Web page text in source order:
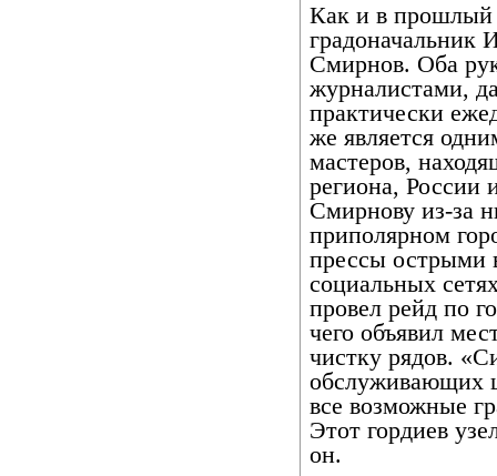
Как и в прошлый
градоначальник
Смирнов. Оба
журналистами,
практически
же является
мастеров,
региона, России
Смирнову из-за
приполярном
прессы острыми
социальных
провел рейд по
чего объявил
чистку рядов.
обслуживающих
все возможные
Этот гордиев
он.